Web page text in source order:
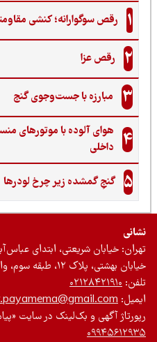
رقص سوگوارانه؛ کنشی مقاومتی
رقص عزا
مبارزه با جست‌وجوی گنج‌
هوای آلوده با موتورهای
داخلی
گنجِ گمشده زیر چرخ لودرها
خیابان شریعتی، ابتدای عباس‌آباد،
بهشتی، پلاک ۱۲، طبقه سوم، واحد ۵
۰۲۱۲۸۴۲۱۹۱۰
آگهی و بک‌لینک در سایت «پیام ما»: